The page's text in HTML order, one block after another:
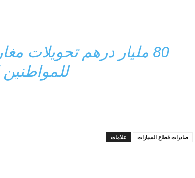
80 مليار درهم تحويلات
للمواطنين
علامات صادرات قطاع السيارات